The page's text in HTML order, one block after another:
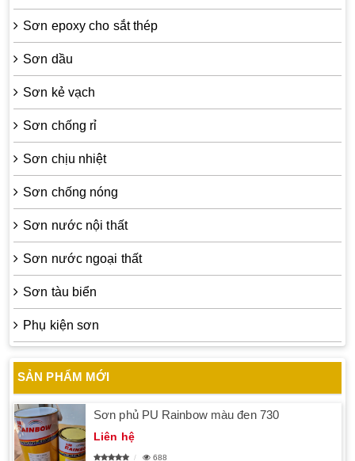
Sơn epoxy cho sắt thép
Sơn dầu
Sơn kẻ vạch
Sơn chống rỉ
Sơn chịu nhiệt
Sơn chống nóng
Sơn nước nội thất
Sơn nước ngoại thất
Sơn tàu biển
Phụ kiện sơn
SẢN PHẨM MỚI
Sơn phủ PU Rainbow màu đen 730
Liên hệ
688